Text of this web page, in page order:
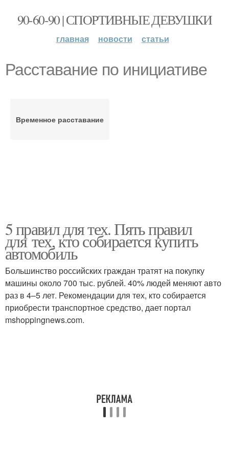
90-60-90 | СПОРТИВНЫЕ ДЕВУШКИ
главная новости статьи
Расставание по инициативе
Временное расставание
5 правил для тех. Пять правил
для тех, кто собирается купить
автомобиль
Большинство российских граждан тратят на покупку
машины около 700 тыс. рублей. 40% людей меняют авто
раз в 4–5 лет. Рекомендации для тех, кто собирается
приобрести транспортное средство, дает портал
mshoppingnews.com.